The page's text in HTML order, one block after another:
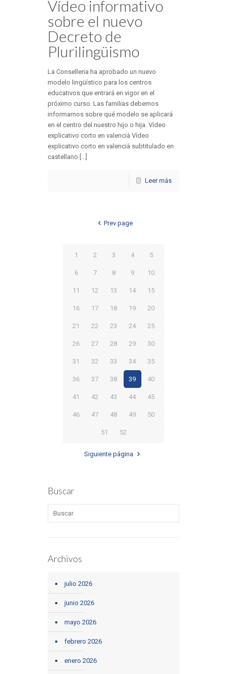
Vídeo informativo
sobre el nuevo
Decreto de
Plurilingüismo
La Conselleria ha aprobado un nuevo
modelo lingüístico para los centros
educativos que entrará en vigor en el
próximo curso. Las familias debemos
informarnos sobre qué modelo se aplicará
en el centro del nuestro hijo o hija. Vídeo
explicativo corto en valencià Vídeo
explicativo corto en valencià subtitulado en
castellano [...]
Leer más
Prev page
1 2 3 4 5
6 7 8 9 10
11 12 13 14 15
16 17 18 19 20
21 22 23 24 25
26 27 28 29 30
31 32 33 34 35
36 37 38 39 40
41 42 43 44 45
46 47 48 49 50
51 52
Siguiente página
Buscar
Archivos
julio 2026
junio 2026
mayo 2026
febrero 2026
enero 2026